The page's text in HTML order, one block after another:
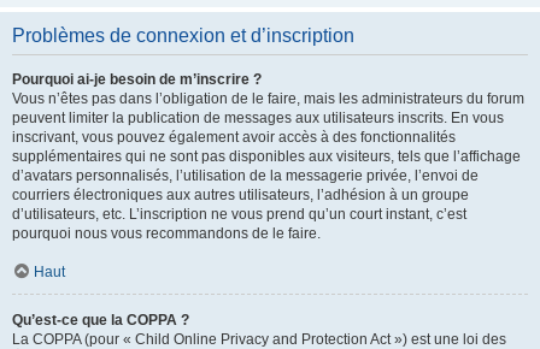
Problèmes de connexion et d’inscription
Pourquoi ai-je besoin de m’inscrire ?
Vous n’êtes pas dans l’obligation de le faire, mais les administrateurs du forum
peuvent limiter la publication de messages aux utilisateurs inscrits. En vous
inscrivant, vous pouvez également avoir accès à des fonctionnalités
supplémentaires qui ne sont pas disponibles aux visiteurs, tels que l’affichage
d’avatars personnalisés, l’utilisation de la messagerie privée, l’envoi de
courriers électroniques aux autres utilisateurs, l’adhésion à un groupe
d’utilisateurs, etc. L’inscription ne vous prend qu’un court instant, c’est
pourquoi nous vous recommandons de le faire.
Haut
Qu’est-ce que la COPPA ?
La COPPA (pour « Child Online Privacy and Protection Act ») est une loi des